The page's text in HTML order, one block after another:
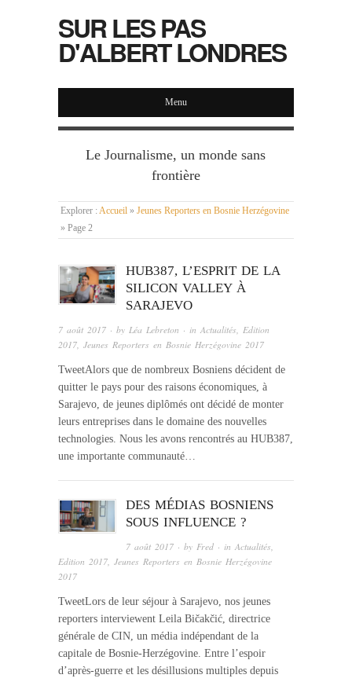
SUR LES PAS
D'ALBERT LONDRES
Menu
Le Journalisme, un monde sans
frontière
Explorer : Accueil » Jeunes Reporters en Bosnie Herzégovine
» Page 2
HUB387, L’ESPRIT DE LA
SILICON VALLEY À
SARAJEVO
7 août 2017 · by Léa Lebreton · in Actualités, Edition
2017, Jeunes Reporters en Bosnie Herzégovine 2017
TweetAlors que de nombreux Bosniens décident de
quitter le pays pour des raisons économiques, à
Sarajevo, de jeunes diplômés ont décidé de monter
leurs entreprises dans le domaine des nouvelles
technologies. Nous les avons rencontrés au HUB387,
une importante communauté…
DES MÉDIAS BOSNIENS
SOUS INFLUENCE ?
7 août 2017 · by Fred · inActualités
Edition 2017 Jeunes Reporters en Bosnie Herzégovine
2017
TweetLors de leur séjour à Sarajevo, nos jeunes
reporters interviewent Leila Bičakčić, directrice
générale de CIN, un média indépendant de la
capitale de Bosnie-Herzégovine. Entre l’espoir
d’après-guerre et les désillusions multiples depuis